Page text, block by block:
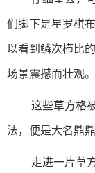
们脚下是星罗棋
以看到鳞次栉比
场景震撼而壮观。
这些草方格
法，便是大名鼎
走进一片草